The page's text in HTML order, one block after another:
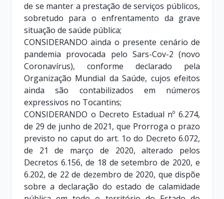
de se manter a prestação de serviços públicos,
sobretudo para o enfrentamento da grave
situação de saúde pública;
CONSIDERANDO ainda o presente cenário de
pandemia provocada pelo Sars-Cov-2 (novo
Coronavírus), conforme declarado pela
Organização Mundial da Saúde, cujos efeitos
ainda são contabilizados em números
expressivos no Tocantins;
CONSIDERANDO o Decreto Estadual nº 6.274,
de 29 de junho de 2021, que Prorroga o prazo
previsto no caput do art. 1o do Decreto 6.072,
de 21 de março de 2020, alterado pelos
Decretos 6.156, de 18 de setembro de 2020, e
6.202, de 22 de dezembro de 2020, que dispõe
sobre a declaração do estado de calamidade